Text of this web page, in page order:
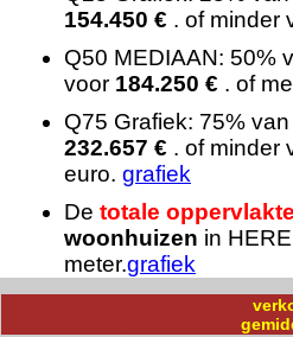
154.450 € . of minder
Q50 MEDIAAN: 50%
voor 184.250 € . of
Q75 Grafiek: 75%
232.657 € . of minder
euro. grafiek
De totale
woonhuizen in
meter.grafiek